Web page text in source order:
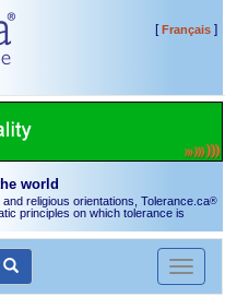
[Français]
world
religious orientations, Tolerance.ca®
principles on which tolerance is
Toggle